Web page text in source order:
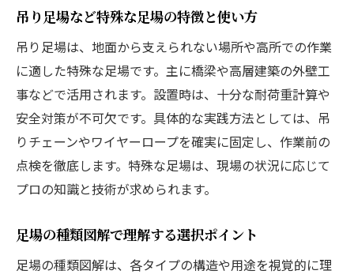
吊り足場など特殊な足場の特徴と使い方
吊り足場は、地面から支えられない場所や高所での作業
に適した特殊な足場です。主に橋梁や高層建築の外壁工
事などで活用されます。設置時は、十分な耐荷重計算や
安全対策が不可欠です。具体的な実践方法としては、吊
りチェーンやワイヤーロープを確実に固定し、作業前の
点検を徹底します。特殊な足場は、現場の状況に応じて
プロの知識と技術が求められます。
足場の種類図解で理解する選択ポイント
足場の種類図解は、各タイプの構造や用途を視覚的に理